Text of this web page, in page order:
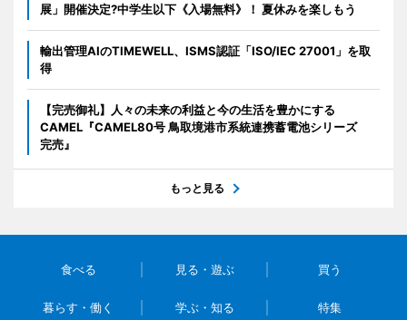
展」開催決定?中学生以下《入場無料》！ 夏休みを楽しもう
輸出管理AIのTIMEWELL、ISMS認証「ISO/IEC 27001」を取
得
【完売御礼】人々の未来の利益と今の生活を豊かにする
CAMEL『CAMEL80号 鳥取境港市系統連携蓄電池シリーズ
完売』
もっと見る
食べる 見る・遊ぶ 買う
暮らす・働く 学ぶ・知る 特集